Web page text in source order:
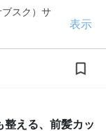
スク）サ
表示
整える、前髪カッ